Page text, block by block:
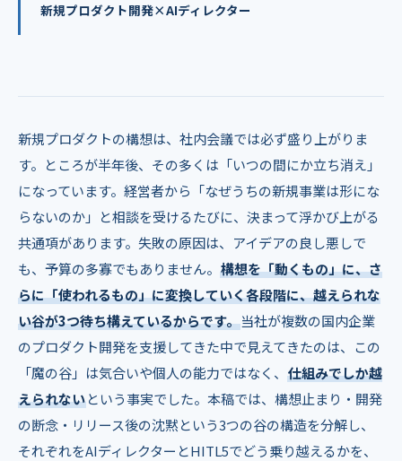
新規プロダクト開発×AIディレクター
新規プロダクトの構想は、社内会議では必ず盛り上がりま
す。ところが半年後、その多くは「いつの間にか立ち消え」
になっています。経営者から「なぜうちの新規事業は形にな
らないのか」と相談を受けるたびに、決まって浮かび上がる
共通項があります。失敗の原因は、アイデアの良し悪しで
も、予算の多寡でもありません。 構想を「動くもの」に、さ
らに「使われるもの」に変換していく各段階に、越えられな
い谷が3つ待ち構えているからです。当社が複数の国内企業
のプロダクト開発を支援してきた中で見えてきたのは、この
「魔の谷」は気合いや個人の能力ではなく、 仕組みでしか越
えられないという事実でした。本稿では、構想止まり・開発
の断念・リリース後の沈黙という3つの谷の構造を分解し、
それぞれをAIディレクターとHITL5でどう乗り越えるかを、